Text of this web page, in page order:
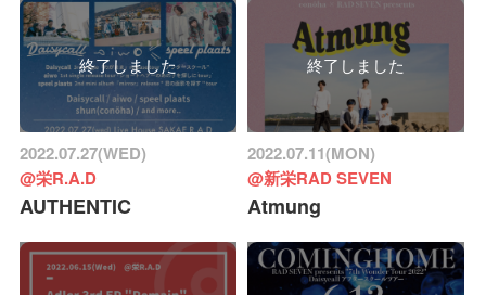
終了しました
2022.07.27(WED)
@栄R.A.D
AUTHENTIC
終了しました
2022.07.11(MON)
@新栄RAD SEVEN
Atmung